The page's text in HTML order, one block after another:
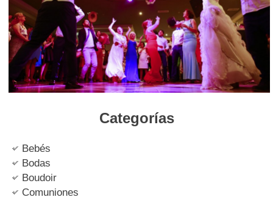
Categorías
Bebés
Bodas
Boudoir
Comuniones